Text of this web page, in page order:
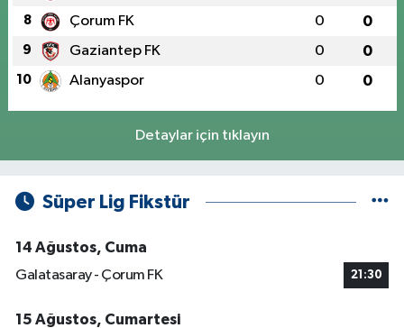
8 Çorum FK 0 0
9 Gaziantep FK 0 0
10 Alanyaspor 0 0
Detaylar için tıklayın
Süper Lig Fikstür
14 Ağustos, Cuma
Galatasaray - Çorum FK
21:30
15 Ağustos, Cumartesi